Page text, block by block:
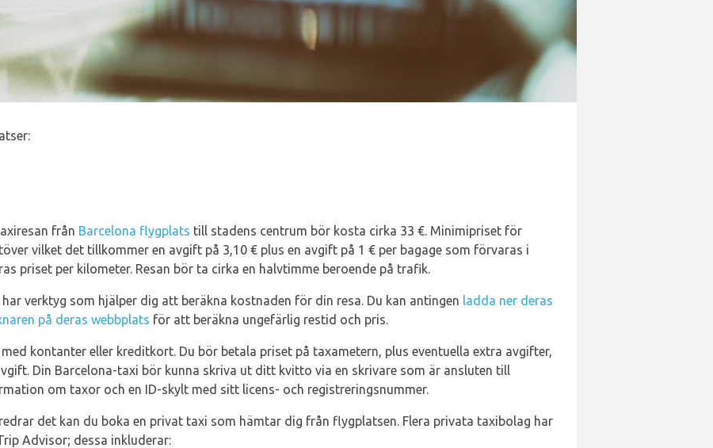
från Barcelona flygplats till stadens centrum bör kosta cirka 33 €. Minimipriset för
vilket det tillkommer en avgift på 3,10 € plus en avgift på 1 € per bagage som förvaras i
priset per kilometer. Resan bör ta cirka en halvtimme beroende på trafik.
verktyg som hjälper dig att beräkna kostnaden för din resa. Du kan antingen ladda ner deras
på deras webbplats för att beräkna ungefärlig restid och pris.
kontanter eller kreditkort. Du bör betala priset på taxametern, plus eventuella extra avgifter,
Din Barcelona-taxi bör kunna skriva ut ditt kvitto via en skrivare som är ansluten till
om taxor och en ID-skylt med sitt licens- och registreringsnummer.
det kan du boka en privat taxi som hämtar dig från flygplatsen. Flera privata taxibolag har
Advisor; dessa inkluderar: